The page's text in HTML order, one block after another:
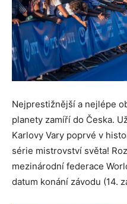
Nejprestižnější a nejlépe
planety zamíří do Česka.
Karlovy Vary poprvé v
série mistrovství světa!
mezinárodní federace
datum konání závodu (14.